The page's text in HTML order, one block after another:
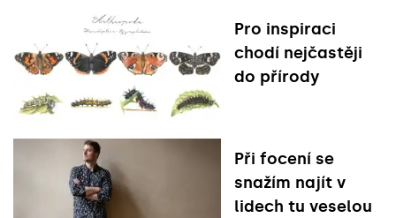
Pro inspiraci
chodí nejčastěji
do přírody
Při focení se
snažím najít v
lidech tu veselou